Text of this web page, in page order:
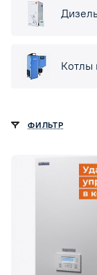
Котлы
ФИЛЬТР